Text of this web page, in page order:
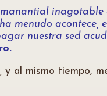
manantial
menudo
nuestra sed
y al mismo tiempo,